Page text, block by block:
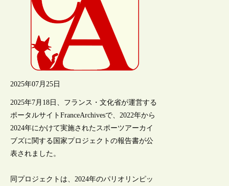
2025年07月25日
2025年7月18日、フランス・文化省が運営する
ポータルサイトFranceArchivesで、2022年から
2024年にかけて実施されたスポーツアーカイ
ブズに関する国家プロジェクトの報告書が公
表されました。
同プロジェクトは、2024年のパリオリンピッ